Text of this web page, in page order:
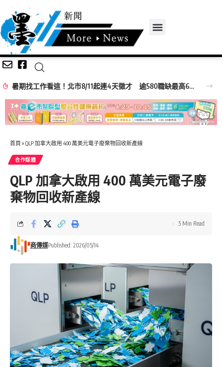
暑期找工作看這！北市8/11起連4天徵才 逾580職缺最高6萬元
首頁 » QLP 加拿大啟用 400 萬美元電子廢棄物回收新產線
合作媒體
QLP 加拿大啟用 400 萬美元電子廢
棄物回收新產線
商傳媒Published: 2026/05/14
5 Min Read